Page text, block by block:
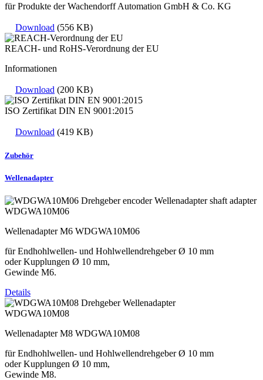
für Produkte der Wachendorff Automation GmbH & Co. KG
Download (556 KB)
REACH- und RoHS-Verordnung der EU
Informationen
Download (200 KB)
ISO Zertifikat DIN EN 9001:2015
Download (419 KB)
Zubehör
Wellenadapter
WDGWA10M06
Wellenadapter M6 WDGWA10M06
für Endhohlwellen- und Hohlwellendrehgeber Ø 10 mm
oder Kupplungen Ø 10 mm,
Gewinde M6.
Details
WDGWA10M08
Wellenadapter M8 WDGWA10M08
für Endhohlwellen- und Hohlwellendrehgeber Ø 10 mm
oder Kupplungen Ø 10 mm,
Gewinde M8.